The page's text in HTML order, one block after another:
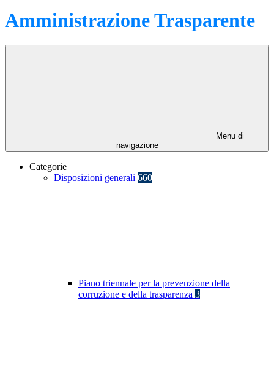
Amministrazione Trasparente
Menu di
navigazione
Categorie
Disposizioni generali 660
Piano triennale per la prevenzione della
corruzione e della trasparenza 3